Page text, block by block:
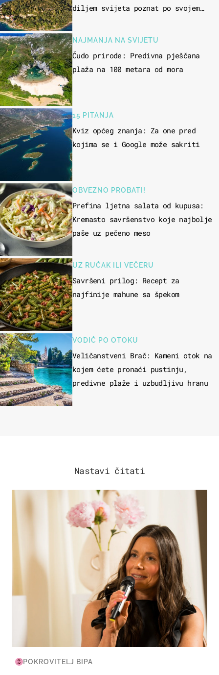
diljem svijeta poznat po svojem
NAJMANJA NA SVIJETU
Čudo prirode: Predivna pješčana
plaža na 100 metara od mora
15 PITANJA
Kviz općeg znanja: Za one pred
kojima se i Google može sakriti
OBVEZNO PROBATI!
Prefina ljetna salata od kupusa:
Kremasto savršenstvo koje najbolje
paše uz pečeno meso
UZ RUČAK ILI VEČERU
Savršeni prilog: Recept za
najfinije mahune sa špekom
VODIČ PO OTOKU
Veličanstveni Brač: Kameni otok na
kojem ćete pronaći pustinju,
predivne plaže i uzbudljivu hranu
Nastavi čitati
MODA & LJEPOTA
POKROVITELJ BIPA